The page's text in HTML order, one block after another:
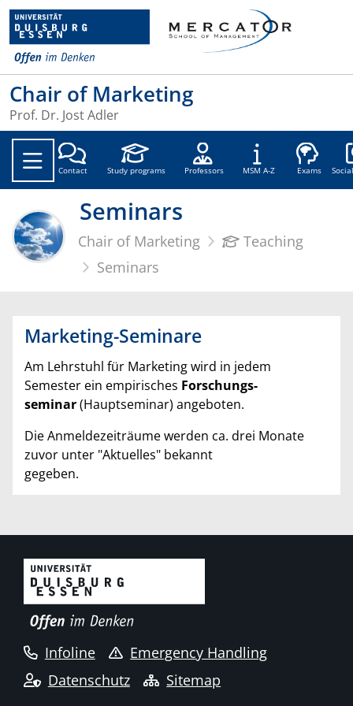
Chair of Marketing
Prof. Dr. Jost Adler
Contact Study programs Professors MSM A-Z Exams
Seminars
Chair of Marketing
Teaching
Seminars
Marketing-Seminare
Am Lehrstuhl für Marketing wird in jedem
Semester ein empirisches Forschungs-
seminar(Hauptseminar) angeboten.
Die Anmeldezeiträume werden ca. drei Monate
zuvor unter "Aktuelles" bekannt
gegeben.
Infoline
Emergency Handling
Datenschutz
Sitemap